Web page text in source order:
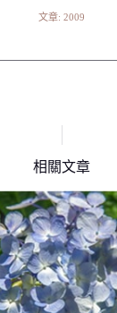
文章: 2009
相關文章